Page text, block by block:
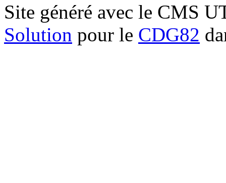
Site généré avec le CMS
Solution pour le CDG82